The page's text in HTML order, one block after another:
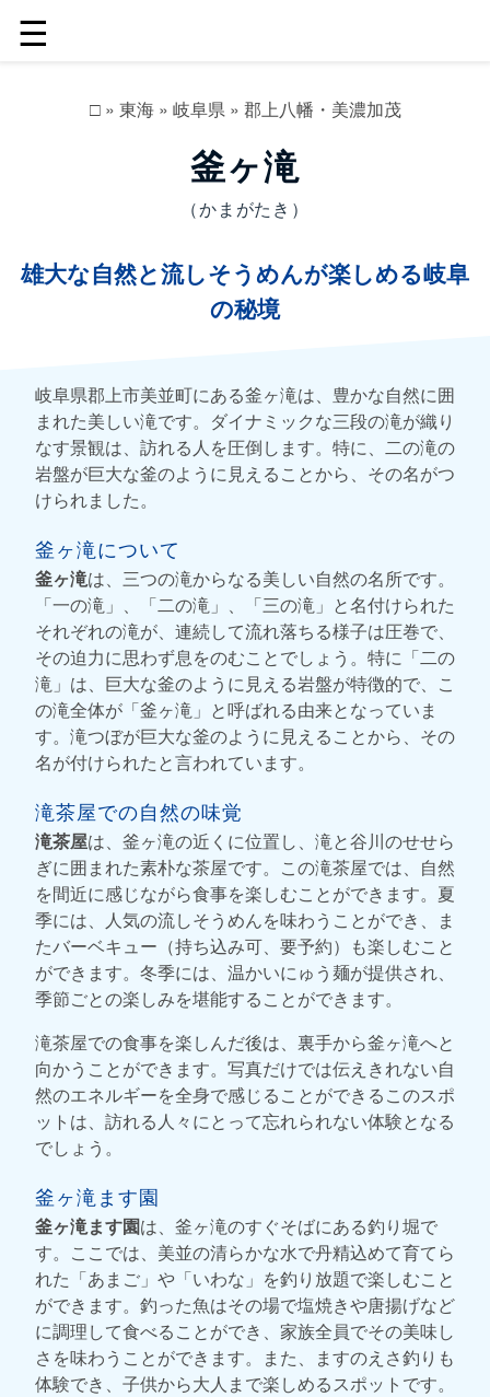
☰
□» 東海» 岐阜県» 郡上八幡・美濃加茂
釜ヶ滝
（かまがたき）
雄大な自然と流しそうめんが楽しめる岐阜
の秘境
岐阜県郡上市美並町にある釜ヶ滝は、豊かな自然に囲
まれた美しい滝です。ダイナミックな三段の滝が織り
なす景観は、訪れる人を圧倒します。特に、二の滝の
岩盤が巨大な釜のように見えることから、その名がつ
けられました。
釜ヶ滝について
釜ヶ滝は、三つの滝からなる美しい自然の名所です。
「一の滝」、「二の滝」、「三の滝」と名付けられた
それぞれの滝が、連続して流れ落ちる様子は圧巻で、
その迫力に思わず息をのむことでしょう。特に「二の
滝」は、巨大な釜のように見える岩盤が特徴的で、こ
の滝全体が「釜ヶ滝」と呼ばれる由来となっていま
す。滝つぼが巨大な釜のように見えることから、その
名が付けられたと言われています。
滝茶屋での自然の味覚
滝茶屋は、釜ヶ滝の近くに位置し、滝と谷川のせせら
ぎに囲まれた素朴な茶屋です。この滝茶屋では、自然
を間近に感じながら食事を楽しむことができます。夏
季には、人気の流しそうめんを味わうことができ、ま
たバーベキュー（持ち込み可、要予約）も楽しむこと
ができます。冬季には、温かいにゅう麺が提供され、
季節ごとの楽しみを堪能することができます。
滝茶屋での食事を楽しんだ後は、裏手から釜ヶ滝へと
向かうことができます。写真だけでは伝えきれない自
然のエネルギーを全身で感じることができるこのスポ
ットは、訪れる人々にとって忘れられない体験となる
でしょう。
釜ヶ滝ます園
釜ヶ滝ます園は、釜ヶ滝のすぐそばにある釣り堀で
す。ここでは、美並の清らかな水で丹精込めて育てら
れた「あまご」や「いわな」を釣り放題で楽しむこと
ができます。釣った魚はその場で塩焼きや唐揚げなど
に調理して食べることができ、家族全員でその美味し
さを味わうことができます。また、ますのえさ釣りも
体験でき、子供から大人まで楽しめるスポットです。